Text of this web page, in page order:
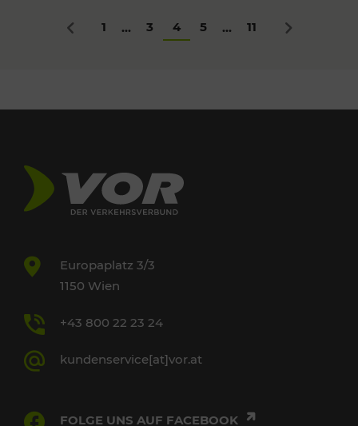
Zurück
1 ... 3 4 5 ... 11 Nächstes
Europaplatz 3/3
1150 Wien
+43 800 22 23 24
kundenservice[at]vor.at
FOLGE UNS AUF FACEBOOK